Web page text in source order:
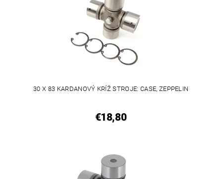
30 X 83 KARDANOVÝ KRÍŽ STROJE: CASE, ZEPPELIN
€18,80